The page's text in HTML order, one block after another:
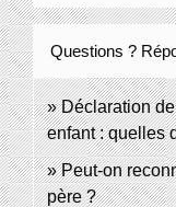
Questions ?
Déclaration
enfant : quelles
Peut-on
père ?